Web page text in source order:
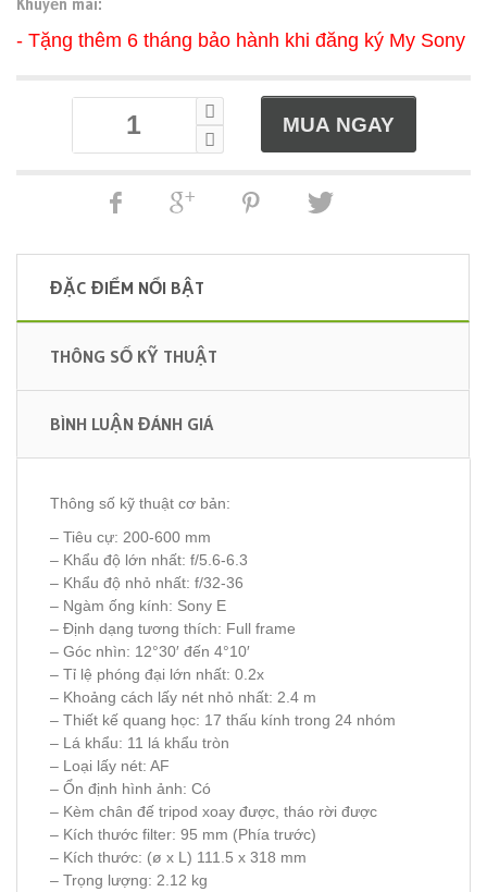
- Tặng thêm 6 tháng bảo hành khi đăng ký My Sony
ĐẶC ĐIỂM NỔI BẬT
THÔNG SỐ KỸ THUẬT
BÌNH LUẬN ĐÁNH GIÁ
Thông số kỹ thuật cơ bản:
– Tiêu cự: 200-600 mm
– Khẩu độ lớn nhất: f/5.6-6.3
– Khẩu độ nhỏ nhất: f/32-36
– Ngàm ống kính: Sony E
– Định dạng tương thích: Full frame
– Góc nhìn: 12°30′ đến 4°10′
– Tỉ lệ phóng đại lớn nhất: 0.2x
– Khoảng cách lấy nét nhỏ nhất: 2.4 m
– Thiết kế quang học: 17 thấu kính trong 24 nhóm
– Lá khẩu: 11 lá khẩu tròn
– Loại lấy nét: AF
– Ổn định hình ảnh: Có
– Kèm chân đế tripod xoay được, tháo rời được
– Kích thước filter: 95 mm (Phía trước)
– Kích thước: (ø x L) 111.5 x 318 mm
– Trọng lượng: 2.12 kg